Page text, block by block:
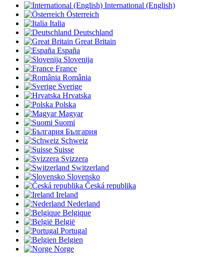
International (English)
Österreich
Italia
Deutschland
Great Britain
España
Slovenija
France
România
Sverige
Hrvatska
Polska
Magyar
Suomi
България
Schweiz
Suisse
Svizzera
Switzerland
Slovensko
Česká republika
Ireland
Nederland
Belgique
België
Portugal
Belgien
Norge